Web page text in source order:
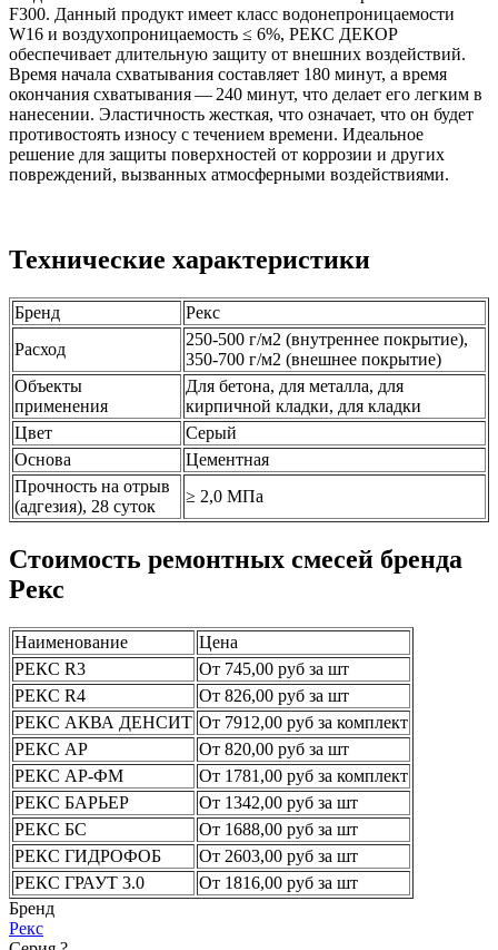
F300. Данный продукт имеет класс водонепроницаемости
W16 и воздухопроницаемость ≤ 6%, РЕКС ДЕКОР
обеспечивает длительную защиту от внешних воздействий.
Время начала схватывания составляет 180 минут, а время
окончания схватывания — 240 минут, что делает его легким в
нанесении. Эластичность жесткая, что означает, что он будет
противостоять износу с течением времени. Идеальное
решение для защиты поверхностей от коррозии и других
повреждений, вызванных атмосферными воздействиями.
Технические характеристики
Бренд
Рекс
Расход
250-500 г/м2 (внутреннее покрытие),
350-700 г/м2 (внешнее покрытие)
Объекты
применения
Для бетона, для металла, для
кирпичной кладки, для кладки
Цвет
Серый
Основа
Цементная
Прочность на отрыв
(адгезия), 28 суток
≥ 2,0 МПа
Стоимость ремонтных смесей бренда
Рекс
Наименование
Цена
РЕКС R3
От 745,00 руб за шт
РЕКС R4
От 826,00 руб за шт
РЕКС АКВА ДЕНСИТ От 7912,00 руб за комплект
РЕКС АР
От 820,00 руб за шт
РЕКС АР-ФМ
От 1781,00 руб за комплект
РЕКС БАРЬЕР
От 1342,00 руб за шт
РЕКС БС
От 1688,00 руб за шт
РЕКС ГИДРОФОБ
От 2603,00 руб за шт
РЕКС ГРАУТ 3.0
От 1816,00 руб за шт
Бренд
Рекс